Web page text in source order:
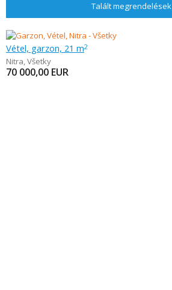
Talált megrendelések
Vétel, garzon, 21 m2
Nitra,Všetky
70 000,00 EUR